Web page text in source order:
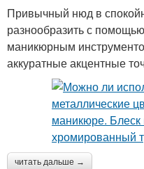
Привычный нюд в
разнообразить с
маникюрным
аккуратные акцентные
читать дальше →